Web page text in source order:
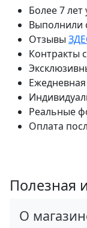
Более 7
Выполнили
Отзывы
Контракты
Реальные
Оплата
Полезная
О